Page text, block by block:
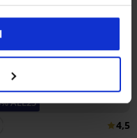
ALL25
4,5